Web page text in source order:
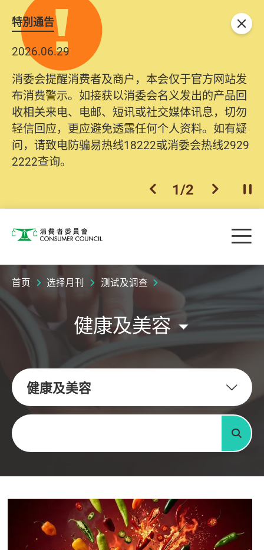
特別通告
2026.06.29
消委会提醒消费者及商户，本会仅于官方网站发
布消费警示。如接获以消委会名义发出的产品回
收相关来电、电邮、短讯或社交媒体讯息，切勿
轻信回应，更应避免透露任何个人资料。如有疑
问，请致电防骗易热线18222或消委会热线2929
2222查询。
上一个
1/2 下一个开
关闭
消费者委员会 目
首页 选择月刊 测试及调查
健康及美容
健康及美容
关键字
搜寻